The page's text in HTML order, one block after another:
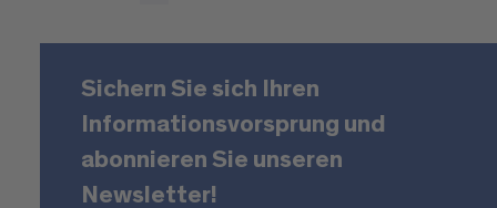
Sichern Sie sich Ihren
Informationsvorsprung und
abonnieren Sie unseren
Newsletter!